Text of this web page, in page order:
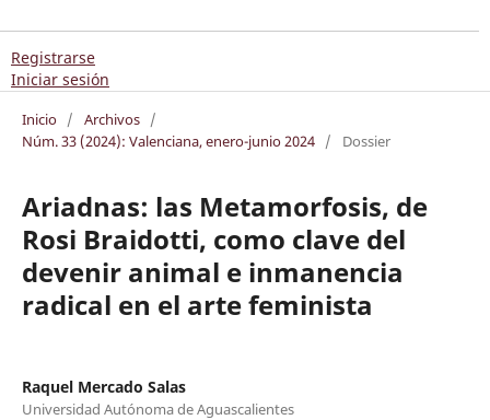
Registrarse
Iniciar sesión
Inicio / Archivos /
Núm. 33 (2024): Valenciana, enero-junio 2024 / Dossier
Ariadnas: las Metamorfosis, de
Rosi Braidotti, como clave del
devenir animal e inmanencia
radical en el arte feminista
Raquel Mercado Salas
Universidad Autónoma de Aguascalientes